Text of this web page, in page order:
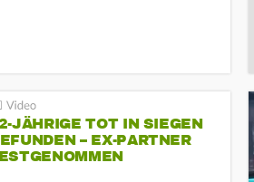
JÄHRIGE TOT IN SIEGEN
– EX-PARTNER